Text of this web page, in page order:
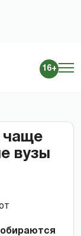
16+
чаще
вузы